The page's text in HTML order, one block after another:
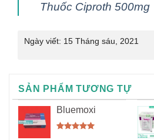
Thuốc Ciproth 500mg
Ngày viết: 15 Tháng sáu, 2021
SẢN PHẨM TƯƠNG TỰ
Bluemoxi